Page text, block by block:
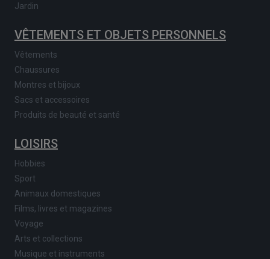
Jardin
VÊTEMENTS ET OBJETS PERSONNELS
Vêtements
Chaussures
Montres et bijoux
Sacs et accessoires
Produits de beauté et santé
LOISIRS
Hobbies
Sport
Animaux domestiques
Films, livres et magazines
Voyage
Arts et collections
Musique et instruments